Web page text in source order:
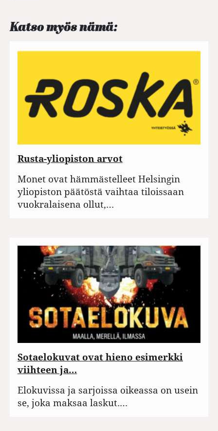
Katso myös nämä:
Rusta-yliopiston arvot
Monet ovat hämmästelleet Helsingin
yliopiston päätöstä vaihtaa tiloissaan
vuokralaisena ollut,…
Sotaelokuvat ovat hieno esimerkki
viihteen ja…
Elokuvissa ja sarjoissa oikeassa on usein
se, joka maksaa laskut.…